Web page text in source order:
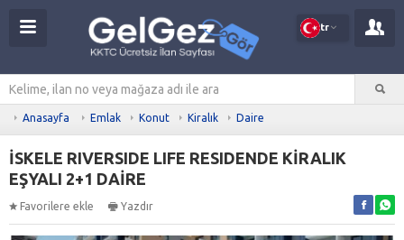
tr
Anasayfa Emlak Konut Kiralık Daire
İSKELE RIVERSIDE LIFE RESIDENDE KİRALIK
EŞYALI 2+1 DAİRE
Favorilere ekle Yazdır